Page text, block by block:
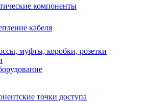
компоненты
кабеля
муфты, коробки, розетки
точки доступа